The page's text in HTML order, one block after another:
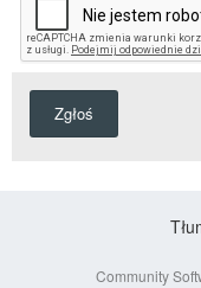
Zgłoś
Community